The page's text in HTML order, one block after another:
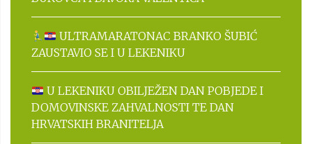
ULTRAMARATONAC BRANKO ŠUBIĆ
ZAUSTAVIO SE I U LEKENIKU
U LEKENIKU OBILJEŽEN DAN POBJEDE I
DOMOVINSKE ZAHVALNOSTI TE DAN
HRVATSKIH BRANITELJA